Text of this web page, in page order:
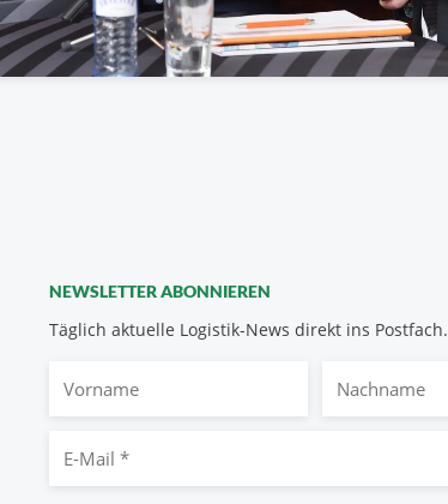
NEWSLETTER ABONNIEREN
Täglich aktuelle Logistik-News direkt ins Postfach.
Mail